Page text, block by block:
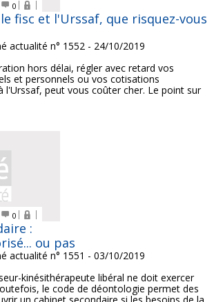
0
fisc et l'Urssaf, que risquez-vous
actualité n° 1552 - 24/10/2019
hors délai, régler avec retard vos
et personnels ou vos cotisations
l'Urssaf, peut vous coûter cher. Le point sur
0
:
ou pas
actualité n° 1551 - 03/10/2019
kinésithérapeute libéral ne doit exercer
le code de déontologie permet des